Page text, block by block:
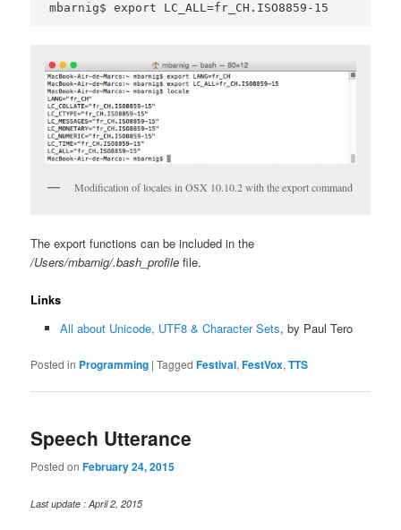
mbarnig$ export LC_ALL=fr_CH.ISO8859-15
Modification of locales in OSX 10.10.2 with the export command
The export functions can be included in the
/Users/mbarnig/.bash_profile file.
Links
All about Unicode, UTF8 & Character Sets, by Paul Tero
Posted in Programming |Tagged Festival,FestVox,TTS
Speech Utterance
Posted onFebruary 24, 2015
Last update : April 2, 2015